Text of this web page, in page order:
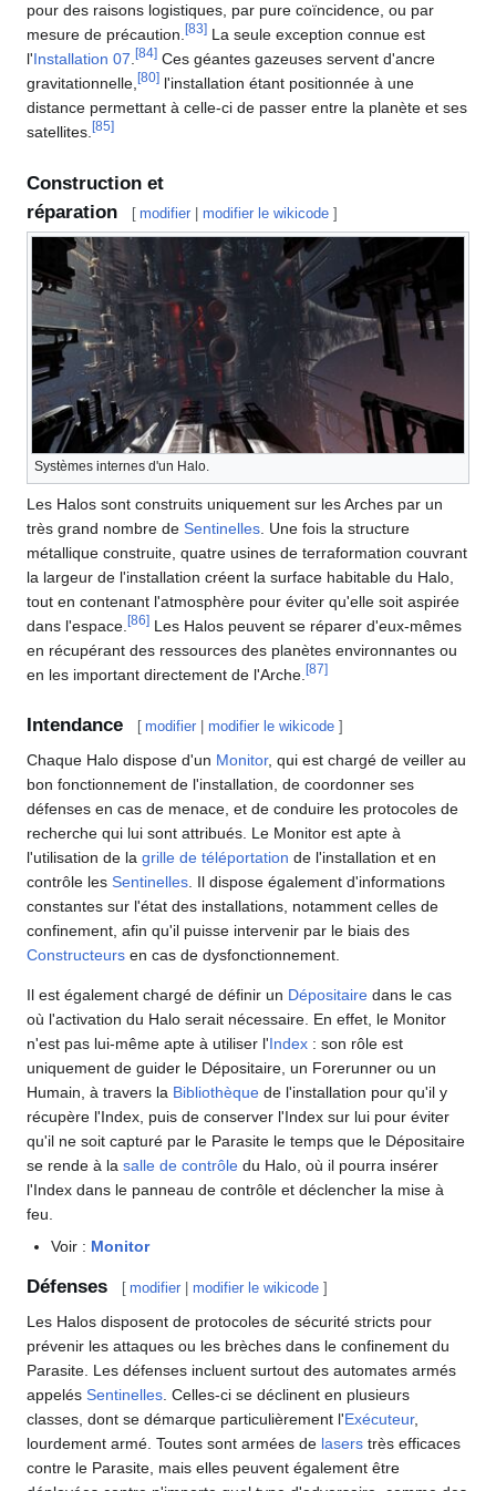
pour des raisons logistiques, par pure coïncidence, ou par
mesure de précaution. [83] La seule exception connue est
l'Installation 07. [84] Ces géantes gazeuses servent d'ancre
gravitationnelle, [80] l'installation étant positionnée à une
distance permettant à celle-ci de passer entre la planète et ses
satellites. [85]
Construction et
réparation
[ modifier |modifier le wikicode ]
Systèmes internes d'un Halo.
Les Halos sont construits uniquement sur les Arches par un
très grand nombre de Sentinelles . Une fois la structure
métallique construite, quatre usines de terraformation couvrant
la largeur de l'installation créent la surface habitable du Halo,
tout en contenant l'atmosphère pour éviter qu'elle soit aspirée
dans l'espace. [86] Les Halos peuvent se réparer d'eux-mêmes
en récupérant des ressources des planètes environnantes ou
en les important directement de l'Arche. [87]
Intendance [ modifier |modifier le wikicode ]
Chaque Halo dispose d'un Monitor, qui est chargé de veiller au
bon fonctionnement de l'installation, de coordonner ses
défenses en cas de menace, et de conduire les protocoles de
recherche qui lui sont attribués. Le Monitor est apte à
l'utilisation de la grille de téléportation de l'installation et en
contrôle les Sentinelles. Il dispose également d'informations
constantes sur l'état des installations, notamment celles de
confinement, afin qu'il puisse intervenir par le biais des
Constructeurs en cas de dysfonctionnement.
Il est également chargé de définir un Dépositaire dans le cas
où l'activation du Halo serait nécessaire. En effet, le Monitor
n'est pas lui-même apte à utiliser l'Index : son rôle est
uniquement de guider le Dépositaire, un Forerunner ou un
Humain, à travers la Bibliothèque de l'installation pour qu'il y
récupère l'Index, puis de conserver l'Index sur lui pour éviter
qu'il ne soit capturé par le Parasite le temps que le Dépositaire
se rende à la salle de contrôle du Halo, où il pourra insérer
l'Index dans le panneau de contrôle et déclencher la mise à
feu.
Voir : Monitor
Défenses [ modifier |modifier le wikicode ]
Les Halos disposent de protocoles de sécurité stricts pour
prévenir les attaques ou les brèches dans le confinement du
Parasite. Les défenses incluent surtout des automates armés
appelés Sentinelles . Celles-ci se déclinent en plusieurs
classes, dont se démarque particulièrement l'Exécuteur,
lourdement armé. Toutes sont armées de lasers très efficaces
contre le Parasite, mais elles peuvent également être